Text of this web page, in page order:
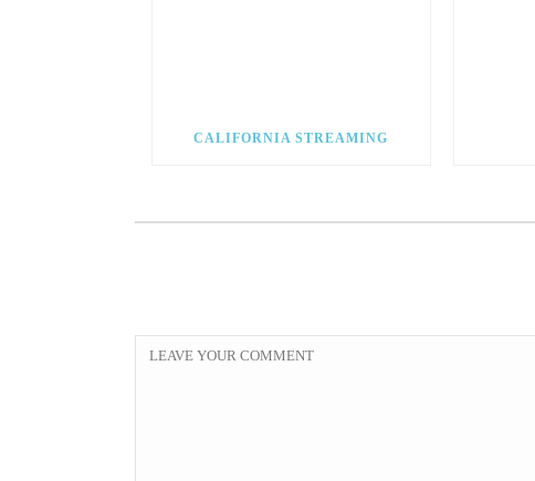
CALIFORNIA STREAMING